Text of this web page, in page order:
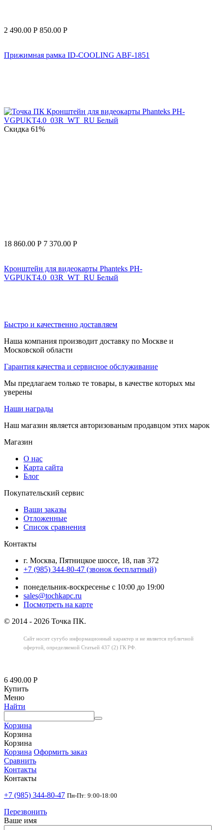
2 490.00 Р 850.00 Р
Прижимная рамка ID-COOLING ABF-1851
Скидка 61%
18 860.00 Р 7 370.00 Р
Кронштейн для видеокарты Phanteks PH-
VGPUKT4.0_03R_WT_RU Белый
Быстро и качественно доставляем
Наша компания производит доставку по Москве и
Московской области
Гарантия качества и сервисное обслуживание
Мы предлагаем только те товары, в качестве которых мы
уверены
Наши награды
Наш магазин является авторизованым продавцом этих марок
Магазин
О нас
Карта сайта
Блог
Покупательский сервис
Ваши заказы
Отложенные
Список сравнения
Контакты
г. Москва, Пятницкое шоссе, 18, пав 372
+7 (985) 344-80-47 (звонок бесплатный)
понедельник-воскресенье с 10:00 до 19:00
sales@tochkapc.ru
Посмотреть на карте
© 2014 - 2026 Точка ПК.
Сайт носит сугубо информационный характер и не является публичной
офертой, определяемой Статьей 437 (2) ГК РФ.
6 490.00 Р
Купить
Меню
Найти
Корзина
Корзина
Корзина
Корзина Оформить заказ
Сравнить
Контакты
Контакты
+7 (985) 344-80-47 Пн-Пт: 9:00-18:00
Перезвонить
Ваше имя